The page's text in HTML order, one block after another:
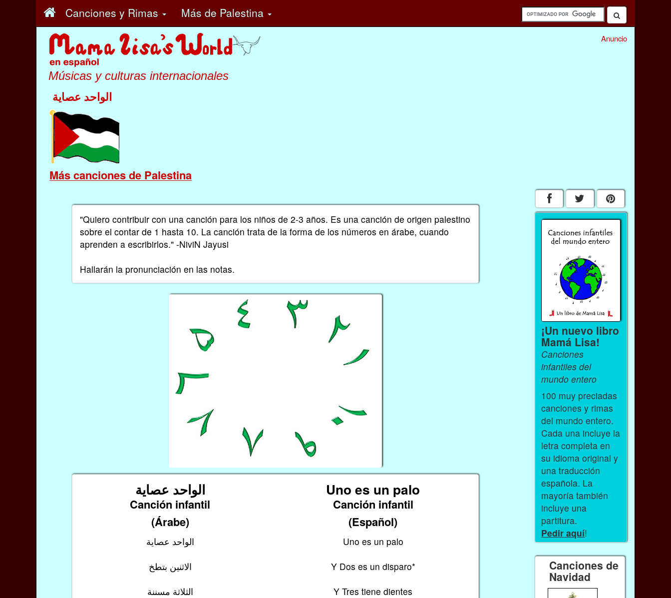
Canciones y Rimas Más de Palestina
Músicas y culturas internacionales
الواحد عصاية
Más canciones de Palestina
Anuncio
"Quiero contribuir con una canción para los niños de 2-3 años. Es una canción de origen palestino
sobre el contar de 1 hasta 10. La canción trata de la forma de los números en árabe, cuando
aprenden a escribirlos." -NiviN Jayusi
Hallarán la pronunciación en las notas.
الواحد عصاية Uno es un palo
Canción infantil
Canción infantil
(Árabe)
(Español)
الواحد عصاية
الاثنين بتطخ
الثلاثة مسننة
Uno es un palo
Y Dos es un disparo*
Y Tres tiene dientes
¡Un nuevo libro
Mamá Lisa!
Canciones
infantiles del
mundo entero
100 muy preciadas
canciones y rimas
del mundo entero.
Cada una incluye la
letra completa en
su idioma original y
una traducción
española. La
mayoría también
incluye una
partitura.
Pedir aquí!
Canciones de
Navidad